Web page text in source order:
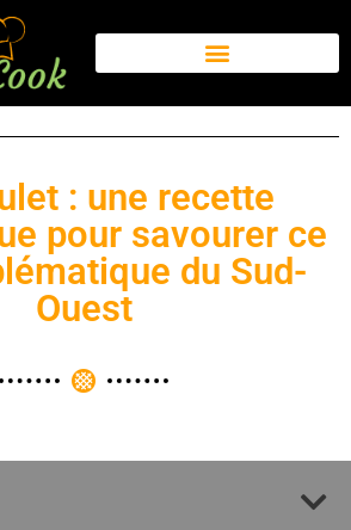
: une recette
pour savourer ce
du Sud-
Ouest